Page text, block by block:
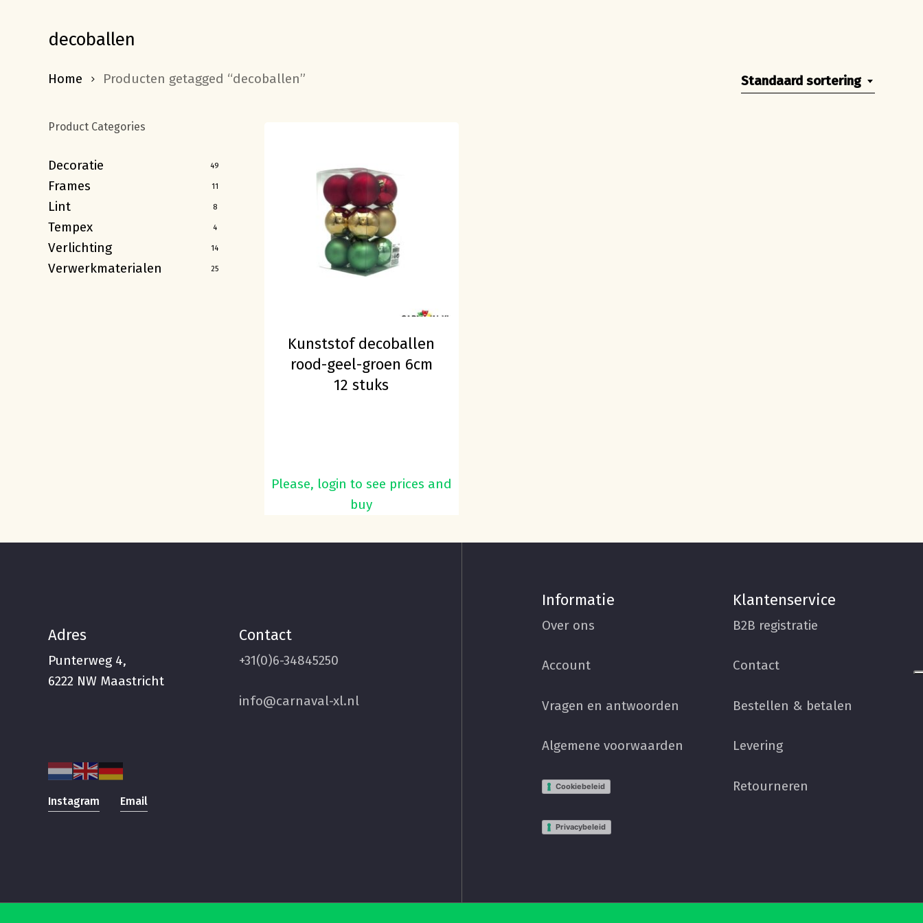
decoballen
Standaard sortering
Home Producten getagged “decoballen”
Product Categories
Decoratie 49
Frames 11
Lint 8
Tempex 4
Verlichting 14
Verwerkmaterialen 25
Kunststof decoballen
rood-geel-groen 6cm
12 stuks
Please, login to see prices and
buy
Adres
Punterweg 4,
6222 NW Maastricht
Contact
+31(0)6-34845250
info@carnaval-xl.nl
Instagram Email
Informatie
Over ons
Account
Vragen en antwoorden
Algemene voorwaarden
Cookiebeleid
Privacybeleid
Klantenservice
B2B registratie
Contact
Bestellen & betalen
Levering
Retourneren